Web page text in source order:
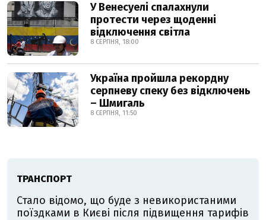
У Венесуелі спалахнули
протести через щоденні
відключення світла
8 СЕРПНЯ, 18:00
Україна пройшла рекордну
серпневу спеку без відключень
– Шмигаль
8 СЕРПНЯ, 11:50
ТРАНСПОРТ
Стало відомо, що буде з невикористаними
поїздками в Києві після підвищення тарифів